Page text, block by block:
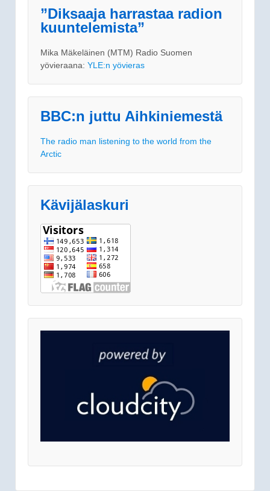
”Diksaaja harrastaa radion
kuuntelemista”
Mika Mäkeläinen (MTM) Radio Suomen
yövieraana: YLE:n yövieras
BBC:n juttu Aihkiniemestä
The radio man listening to the world from the
Arctic
Kävijälaskuri